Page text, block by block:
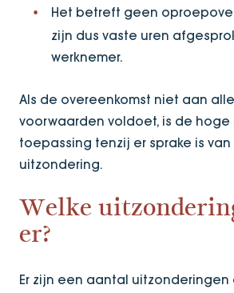
Het betreft geen
zijn dus vaste uren
werknemer.
Als de overeenkomst niet aan
voorwaarden voldoet, is de hoge
toepassing tenzij er sprake is van
uitzondering.
Welke
er?
Er zijn een aantal